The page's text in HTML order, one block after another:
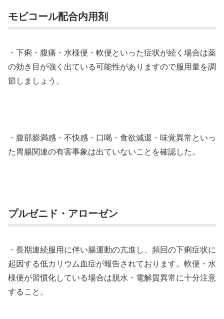
モビコール配合内用剤
・下痢・腹痛・水様便・軟便といった症状が続く場合は薬
の効き目が強く出ている可能性がありますので服用量を調
節しましょう。
・腹部膨満感・不快感・口喝・食欲減退・味覚異常といっ
た胃腸関連の有害事象は出ていないことを確認した。
プルゼニド・アローゼン
・長期連続服用に伴い腸運動の亢進し、頻回の下痢症状に
起因する低カリウム血症が報告されております。軟便・水
様便が習慣化している場合は脱水・電解質異常に十分注意
すること。